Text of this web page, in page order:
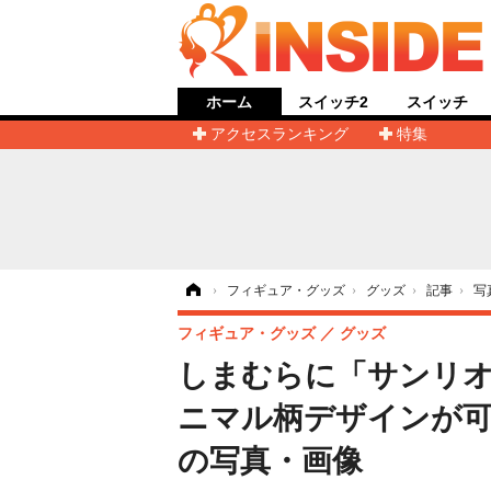
ホーム
アクセスランキング
特集
スイッチ2 スイッチ
› フィギュア・グッズ › グッズ › 記事 › 写
しまむらに「サンリ
ニマル柄デザインが
の写真・画像
フィギュア・グッズ グッズ